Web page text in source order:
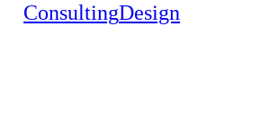
ConsultingDesign